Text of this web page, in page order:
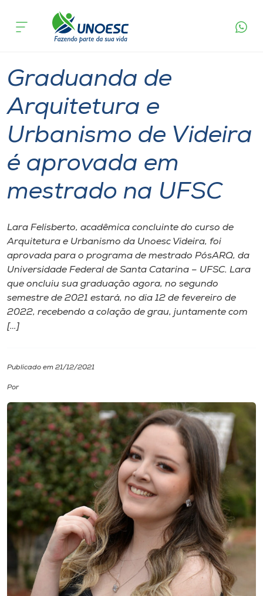
Cursos
Pesquisa
Atendimento ao Estudante
Portal de Ensino
Internacionalização
I.nova
Diplomados
Biblioteca
Editora
Rádio
Museu
Unoesc
Store
acontece
Graduanda de
Arquitetura e
Urbanismo de Videira
é aprovada em
mestrado na UFSC
Lara Felisberto, acadêmica concluinte do curso de
Arquitetura e Urbanismo da Unoesc Videira, foi
aprovada para o programa de mestrado PósARQ, da
Universidade Federal de Santa Catarina – UFSC. Lara
que oncluiu sua graduação agora, no segundo
semestre de 2021 estará, no dia 12 de fevereiro de
2022, recebendo a colação de grau, juntamente com
[…]
Publicado em 21/12/2021
Por